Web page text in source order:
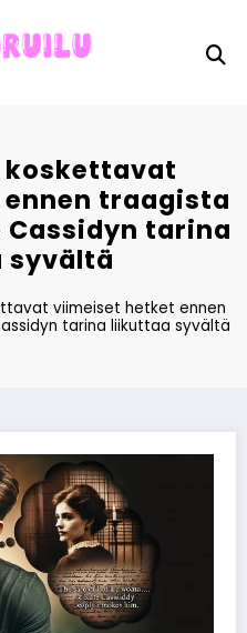
koskettavat
traagista
Cassidyn tarina
viimeiset hetket ennen
tarina liikuttaa syvältä